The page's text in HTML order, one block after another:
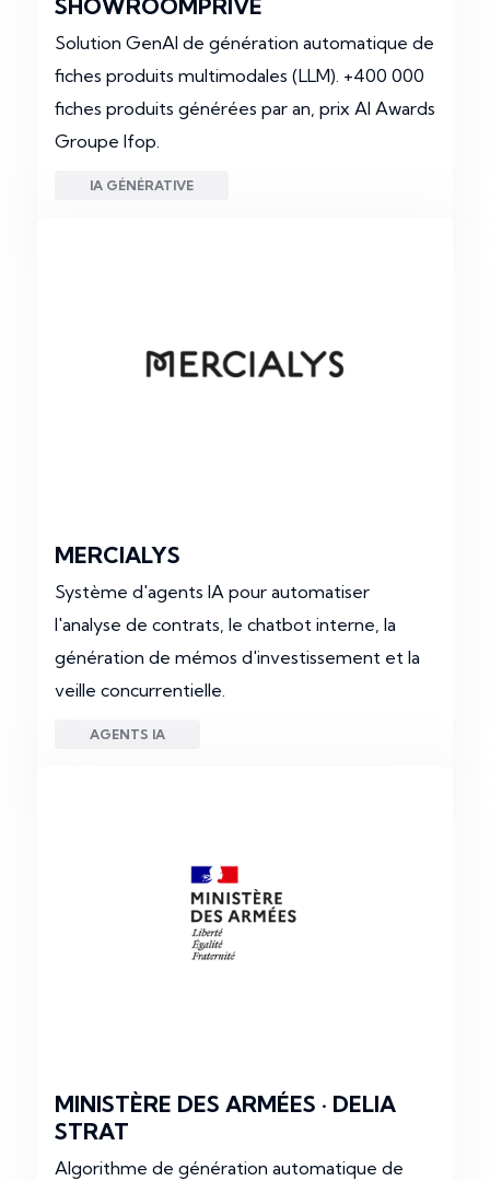
SHOWROOMPRIVÉ
Solution GenAI de génération automatique de
fiches produits multimodales (LLM). +400 000
fiches produits générées par an, prix AI Awards
Groupe Ifop.
IA GÉNÉRATIVE
MERCIALYS
Système d'agents IA pour automatiser
l'analyse de contrats, le chatbot interne, la
génération de mémos d'investissement et la
veille concurrentielle.
AGENTS IA
MINISTÈRE DES ARMÉES · DELIA
STRAT
Algorithme de génération automatique de